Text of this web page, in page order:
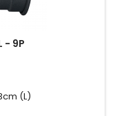
- 9P
(L)